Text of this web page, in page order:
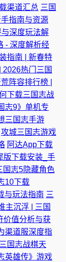
渠道汇总 三国
指南与资源
深度玩法解
- 深度解析经
指南 | 新春特
2026热门三国
阵容排行榜 |
下载三国志战
志9》单机专
三国志手游
攻城三国志游戏
阿达App下载
版下载安装_手
国志5隐藏角色
10下载
与玩法指南 三
主沉浮 | 三国
价值分析与获
渠道服深度指
国志战棋天
英雄传》游戏